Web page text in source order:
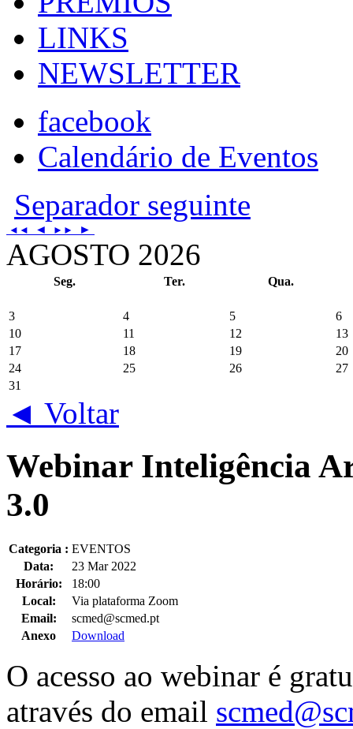
LINKS
NEWSLETTER
facebook
Calendário de Eventos
Separador seguinte
◄◄ ◄ ►► ►
AGOSTO 2026
Seg. Ter. Qua.
3 4 5
6
10
11 12
13
17
18 19
20
24
25 26
27
31
◄ Voltar
Webinar Inteligência
3.0
Categoria : EVENTOS
Data:
23 Mar 2022
Horário:
18:00
Local:
Via plataforma Zoom
Email:
scmed@scmed.pt
Anexo
Download
O acesso ao webinar é
através do email